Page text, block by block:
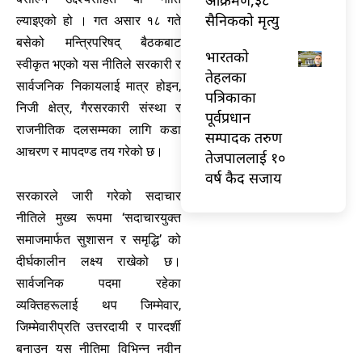
ल्याइएको हो । गत असार १८ गते
बसेको मन्त्रिपरिषद् बैठकबाट
स्वीकृत भएको यस नीतिले सरकारी र
सार्वजनिक निकायलाई मात्र होइन,
निजी क्षेत्र, गैरसरकारी संस्था र
राजनीतिक दलसम्मका लागि कडा
आचरण र मापदण्ड तय गरेको छ।
सरकारले जारी गरेको सदाचार
नीतिले मुख्य रूपमा ‘सदाचारयुक्त
समाजमार्फत सुशासन र समृद्धि’ को
दीर्घकालीन लक्ष्य राखेको छ।
सार्वजनिक पदमा रहेका
व्यक्तिहरूलाई थप जिम्मेवार,
जिम्मेवारीप्रति उत्तरदायी र पारदर्शी
बनाउन यस नीतिमा विभिन्न नवीन
सैनिकको मृत्यु
भारतकाे
तेहलका
पत्रिकाका
पूर्वप्रधान
सम्पादक तरुण
तेजपाललाई १०
वर्ष कैद सजाय